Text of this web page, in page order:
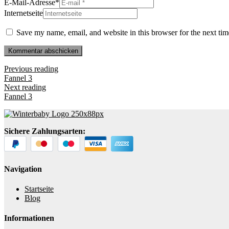
E-Mail-Adresse*
Internetseite
Save my name, email, and website in this browser for the next
Previous reading
Fannel 3
Next reading
Fannel 3
Sichere Zahlungsarten:
Navigation
Startseite
Blog
Informationen